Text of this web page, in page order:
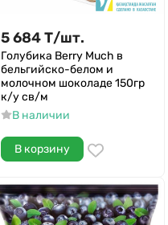
5 684Т/шт.
Голубика Berry Much в
бельгийско-белом и
молочном шоколаде 150гр
к/у св/м
В наличии
В корзину